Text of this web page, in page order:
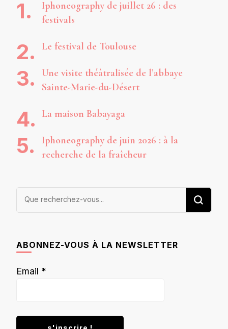
Iphoneography de juillet 26 : des
festivals
Le festival de Toulouse
Une visite théâtralisée de l’abbaye
Sainte-Marie-du-Désert
La maison Babayaga
Iphoneography de juin 2026 : à la
recherche de la fraîcheur
Vous
ABONNEZ-VOUS À LA NEWSLETTER
Email *